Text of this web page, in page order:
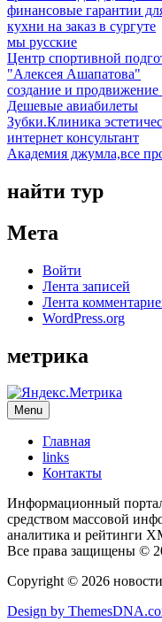
финансовые гарантии
кухни на заказ в сургуте
мы русские
Центр спортивной
"Алексея Ашапатова"
создание и продвижение
Дешевые авиабилеты
Зубки.Клиника
интернет консультант
Академия джумла,все
найти тур
Мета
Войти
Лента записей
Лента
WordPress.org
метрика
Menu
Главная
links
Контакты
Информационный
средством массовой
аналитика и рейтинги
Все права защищены ©
Copyright © 2026
Design by